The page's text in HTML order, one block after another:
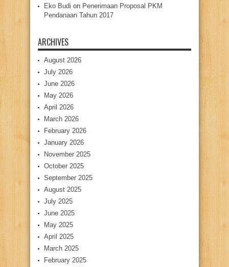
Eko Budi on Penerimaan Proposal PKM
Pendanaan Tahun 2017
ARCHIVES
August 2026
July 2026
June 2026
May 2026
April 2026
March 2026
February 2026
January 2026
November 2025
October 2025
September 2025
August 2025
July 2025
June 2025
May 2025
April 2025
March 2025
February 2025